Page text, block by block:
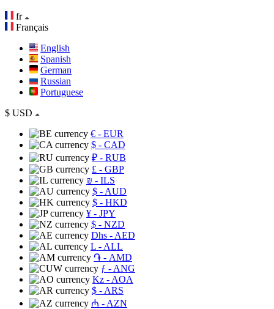
fr
Français
English
Spanish
German
Russian
Portuguese
$ USD
€ - EUR
$ - CAD
₽ - RUB
£ - GBP
₪ - ILS
$ - AUD
$ - HKD
¥ - JPY
$ - NZD
Dhs - AED
L - ALL
֏ - AMD
ƒ - ANG
Kz - AOA
$ - ARS
₼ - AZN